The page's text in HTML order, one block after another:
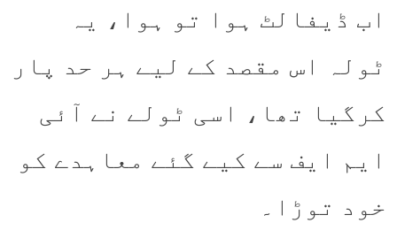
اب ڈیفالٹ ہوا تو ہوا، یہ
ٹولہ اس مقصد کے لیے ہر حد پار
کرگیا تھا، اسی ٹولے نے آئی
ایم ایف سے کیے گئے معاہدے کو
خود توڑا۔